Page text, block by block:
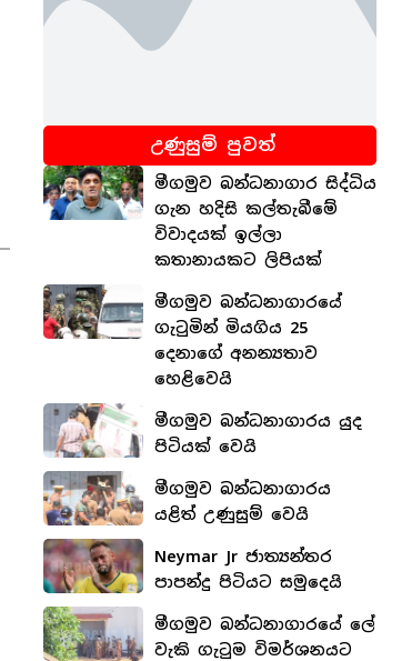
උණුසුම් පුවත්
මීගමුව බන්ධනාගාර සිද්ධිය
ගැන හදිසි කල්තැබීමේ
විවාදයක් ඉල්ලා
කතානායකට ලිපියක්
මීගමුව බන්ධනාගාරයේ
ගැටුමින් මියගිය 25
දෙනාගේ අනන්‍යතාව
හෙළිවෙයි
මීගමුව බන්ධනාගාරය යුද
පිටියක් වෙයි
මීගමුව බන්ධනාගාරය
යළිත් උණුසුම් වෙයි
Neymar Jr ජාත්‍යන්තර
පාපන්දු පිටියට සමුදෙයි
මීගමුව බන්ධනාගාරයේ ලේ
වැකි ගැටුම විමර්ශනයට